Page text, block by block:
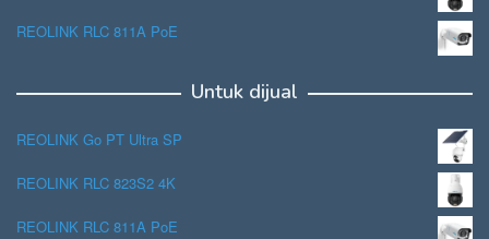
REOLINK RLC 811A PoE
Untuk dijual
REOLINK Go PT Ultra SP
REOLINK RLC 823S2 4K
REOLINK RLC 811A PoE